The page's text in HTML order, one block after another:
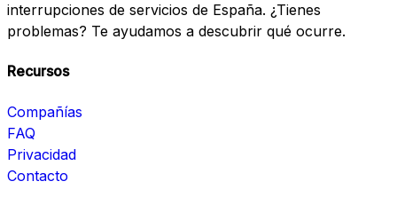
interrupciones de servicios de España. ¿Tienes
problemas? Te ayudamos a descubrir qué ocurre.
Recursos
Compañías
FAQ
Privacidad
Contacto